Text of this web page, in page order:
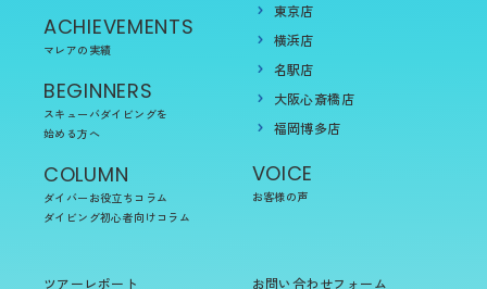
ACHIEVEMENTS
マレアの実績
BEGINNERS
スキューバダイビングを
始める方へ
COLUMN
ダイバーお役立ちコラム
ダイビング初心者向けコラム
東京店
横浜店
名駅店
大阪心斎橋店
福岡博多店
VOICE
お客様の声
ツアーレポート お問い合わせフォーム